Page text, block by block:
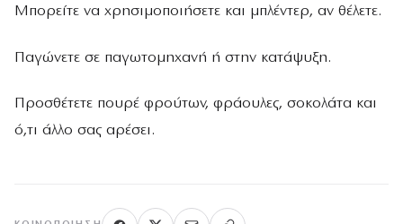
Μπορείτε να χρησιµοποιήσετε και µπλέντερ, αν θέλετε.
Παγώνετε σε παγωτοµηχανή ή στην κατάψυξη.
Προσθέτετε πουρέ φρούτων, φράουλες, σοκολάτα και
ό,τι άλλο σας αρέσει.